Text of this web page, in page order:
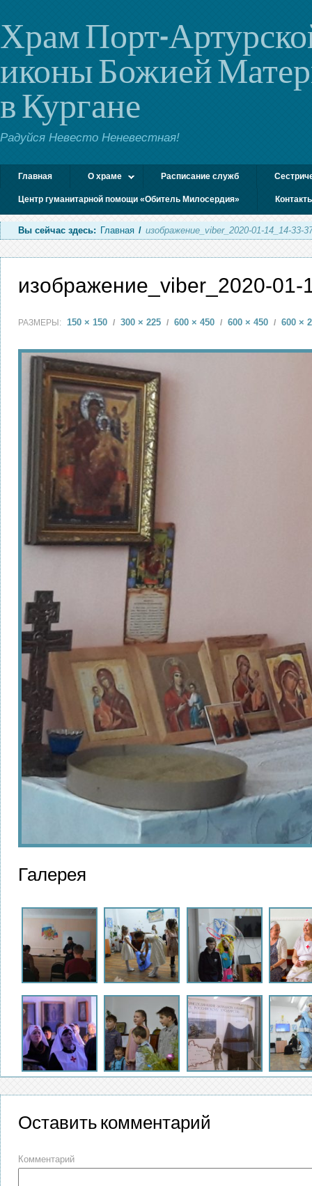
Храм Порт-
иконы Божией
в Кургане
Радуйся Невесто Неневестная!
Главная О храме Расписание служб
Центр гуманитарной помощи «Обитель Милосердия»
Вы сейчас здесь: Главная / изображение_viber_2020-01-14_14-33-
изображение_viber_2020-01-
РАЗМЕРЫ: 150 × 150 / 300 × 225 / 600 × 450 / 600 × 450 / 600 ×
Галерея
Оставить комментарий
Комментарий